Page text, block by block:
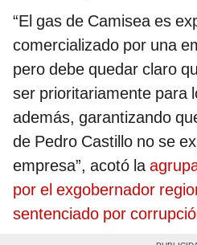
“El gas de Camisea es
comercializado por una
pero debe quedar claro
ser prioritariamente para
además, garantizando
de Pedro Castillo no se
empresa”, acotó la
por el exgobernador
sentenciado por